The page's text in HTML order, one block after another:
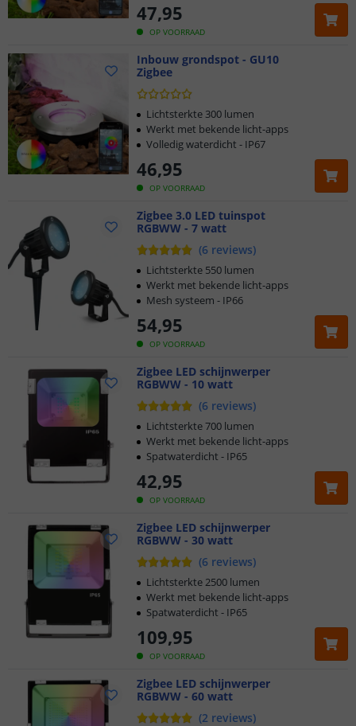
OP VOORRAAD
47,95
Inbouw grondspot - GU10
Zigbee
OP VOORRAAD
46,95
Lichtsterkte 300 lumen
Werkt met bekende licht-apps
Volledig waterdicht - IP67
Zigbee 3.0 LED tuinspot
RGBWW - 7 watt
(6 reviews)
OP VOORRAAD
54,95
Lichtsterkte 550 lumen
Werkt met bekende licht-apps
Mesh systeem - IP66
Zigbee LED schijnwerper
RGBWW - 10 watt
(6 reviews)
OP VOORRAAD
42,95
Lichtsterkte 700 lumen
Werkt met bekende licht-apps
Spatwaterdicht - IP65
Zigbee LED schijnwerper
RGBWW - 30 watt
(6 reviews)
OP VOORRAAD
109,95
Lichtsterkte 2500 lumen
Werkt met bekende licht-apps
Spatwaterdicht - IP65
Zigbee LED schijnwerper
RGBWW - 60 watt
(2 reviews)
Voor 23:45 uur besteld,